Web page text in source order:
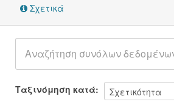
Σχετικά
Ταξινόμηση κατά